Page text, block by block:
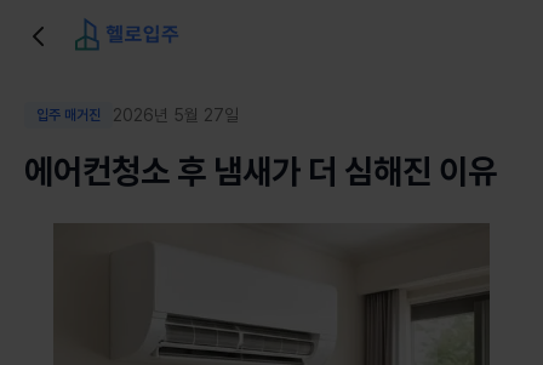
입주 매거진 2026년 5월 27일
에어컨청소 후 냄새가 더 심해진 이유